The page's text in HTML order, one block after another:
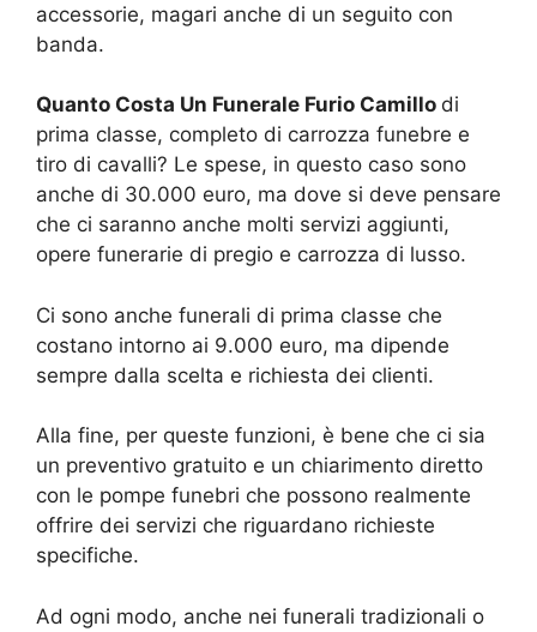
accessorie, magari anche di un seguito con
banda.
Quanto Costa Un Funerale Furio Camillo di
prima classe, completo di carrozza funebre e
tiro di cavalli? Le spese, in questo caso sono
anche di 30.000 euro, ma dove si deve pensare
che ci saranno anche molti servizi aggiunti,
opere funerarie di pregio e carrozza di lusso.
Ci sono anche funerali di prima classe che
costano intorno ai 9.000 euro, ma dipende
sempre dalla scelta e richiesta dei clienti.
Alla fine, per queste funzioni, è bene che ci sia
un preventivo gratuito e un chiarimento diretto
con le pompe funebri che possono realmente
offrire dei servizi che riguardano richieste
specifiche.
Ad ogni modo, anche nei funerali tradizionali o